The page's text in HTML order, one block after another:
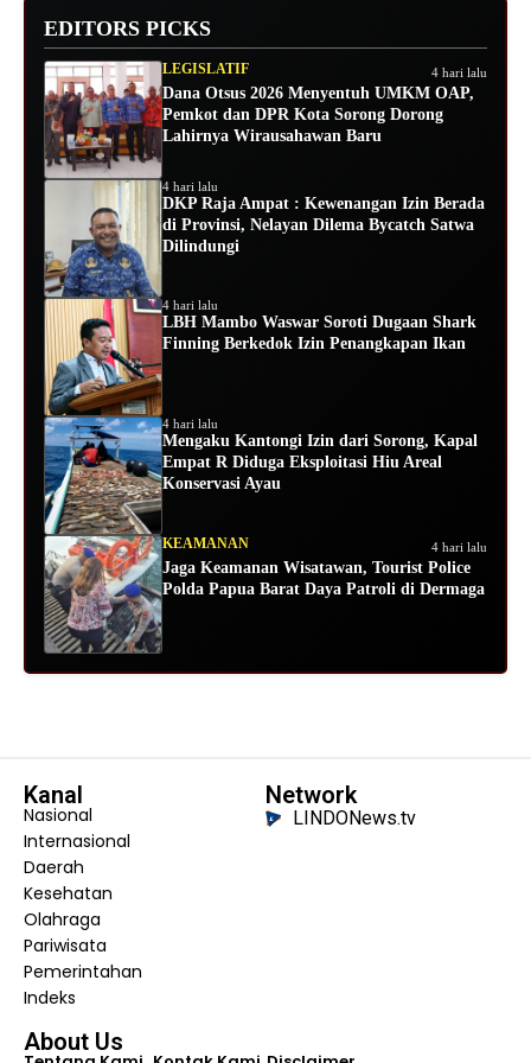
EDITORS PICKS
LEGISLATIF 4 hari lalu
Dana Otsus 2026 Menyentuh UMKM OAP,
Pemkot dan DPR Kota Sorong Dorong
Lahirnya Wirausahawan Baru
4 hari lalu
DKP Raja Ampat : Kewenangan Izin Berada
di Provinsi, Nelayan Dilema Bycatch Satwa
Dilindungi
4 hari lalu
LBH Mambo Waswar Soroti Dugaan Shark
Finning Berkedok Izin Penangkapan Ikan
4 hari lalu
Mengaku Kantongi Izin dari Sorong, Kapal
Empat R Diduga Eksploitasi Hiu Areal
Konservasi Ayau
KEAMANAN 4 hari lalu
Jaga Keamanan Wisatawan, Tourist Police
Polda Papua Barat Daya Patroli di Dermaga
Kanal
Nasional
Internasional
Daerah
Kesehatan
Olahraga
Pariwisata
Pemerintahan
Indeks
Network
LINDONews.tv
About Us